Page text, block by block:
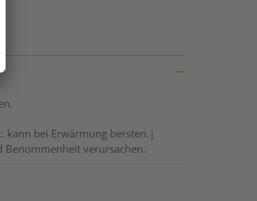
kann bei Erwärmung bersten.|
Benommenheit verursachen.